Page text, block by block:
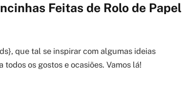
Feitas de Rolo de Papel
que tal se inspirar com algumas ideias
os gostos e ocasiões. Vamos lá!